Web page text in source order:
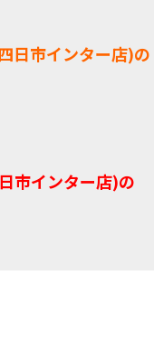
日市インター店)の
市インター店)の